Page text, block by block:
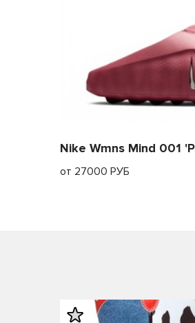
Nike Wmns Mind 001
от 27000 РУБ